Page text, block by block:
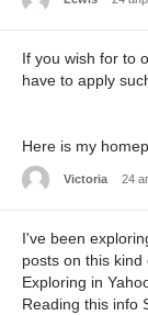
If you wish for to
have to apply
Here is my
Victoria 24
I've been
posts on this kind
Exploring in
Reading this info